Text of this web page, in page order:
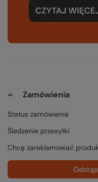
Zamówienia
Status zamówienia
Śledzenie przesyłki
Chcę zareklamować